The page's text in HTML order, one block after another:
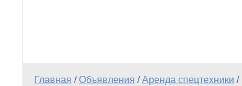
Главная / Объявления / Аренда спецтехники /